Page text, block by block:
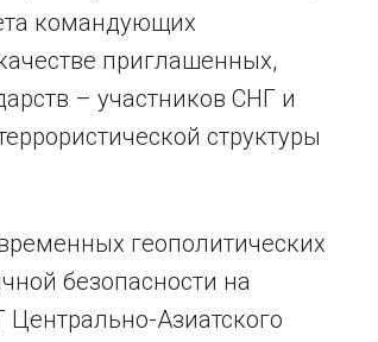
командующих
приглашенных,
– участников СНГ и
структуры
геополитических
безопасности на
Центрально-Азиатского